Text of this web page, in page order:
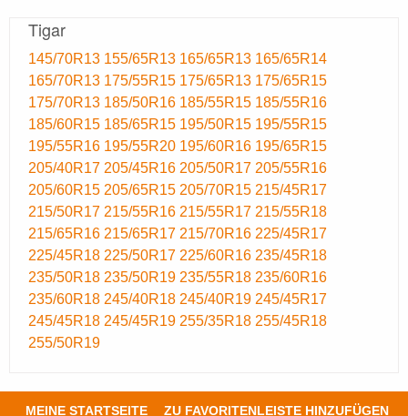
Tigar
145/70R13 155/65R13 165/65R13 165/65R14
165/70R13 175/55R15 175/65R13 175/65R15
175/70R13 185/50R16 185/55R15 185/55R16
185/60R15 185/65R15 195/50R15 195/55R15
195/55R16 195/55R20 195/60R16 195/65R15
205/40R17 205/45R16 205/50R17 205/55R16
205/60R15 205/65R15 205/70R15 215/45R17
215/50R17 215/55R16 215/55R17 215/55R18
215/65R16 215/65R17 215/70R16 225/45R17
225/45R18 225/50R17 225/60R16 235/45R18
235/50R18 235/50R19 235/55R18 235/60R16
235/60R18 245/40R18 245/40R19 245/45R17
245/45R18 245/45R19 255/35R18 255/45R18
255/50R19
MEINE STARTSEITE ZU FAVORITENLEISTE HINZUFÜGEN